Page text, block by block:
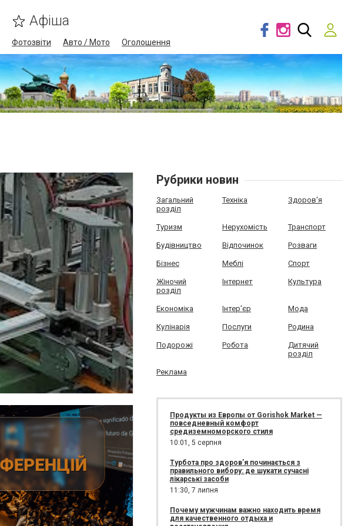
Афіша
Фотозвіти Авто / Мото Оголошення
Рубрики новин
Загальний
розділ
Техніка Здоров'я
Туризм Нерухомість Транспорт
Будівництво Відпочинок Розваги
Бізнес Меблі Спорт
Жіночий
розділ
Інтернет Культура
Економіка Інтер'єр Мода
Кулінарія Послуги Родина
Подорожі Робота
Дитячий
розділ
Реклама
Продукты из Европы от Gorishok Market —
повседневный комфорт
средиземноморского стиля
10:01, 5 серпня
Турбота про здоров’я починається з
правильного вибору: де шукати сучасні
лікарські засоби
11:30, 7 липня
Почему мужчинам важно находить время
для качественного отдыха и